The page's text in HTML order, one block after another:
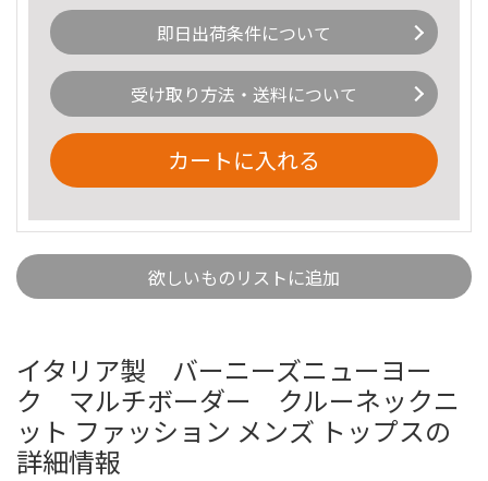
即日出荷条件について
受け取り方法・送料について
カートに入れる
欲しいものリストに追加
イタリア製 バーニーズニューヨー
ク マルチボーダー クルーネックニ
ット ファッション メンズ トップスの
詳細情報